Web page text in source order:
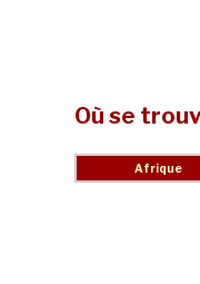
Où se